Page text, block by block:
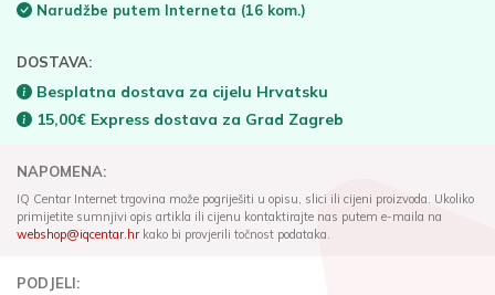
Narudžbe putem Interneta (16 kom.)
DOSTAVA:
Besplatna dostava za cijelu Hrvatsku
15,00€ Express dostava za Grad Zagreb
NAPOMENA:
IQ Centar Internet trgovina može pogriješiti u opisu, slici ili cijeni proizvoda. Ukoliko
primijetite sumnjivi opis artikla ili cijenu kontaktirajte nas putem e-maila na
webshop@iqcentar.hrkako bi provjerili točnost podataka.
PODJELI: